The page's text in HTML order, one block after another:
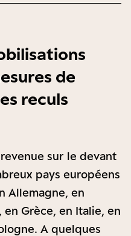
de
reculs
sur le devant
pays européens
Allemagne, en
en Grèce, en Italie, en
A quelques